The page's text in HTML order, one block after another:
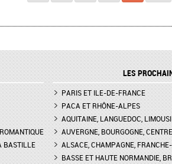
BASTILLE
LES
PARIS ET ILE-DE-FRANCE
PACA ET RHÔNE-ALPES
AQUITAINE, LANGUEDOC,
AUVERGNE, BOURGOGNE, CENTRE
ALSACE, CHAMPAGNE,
BASSE ET HAUTE NORMANDIE,